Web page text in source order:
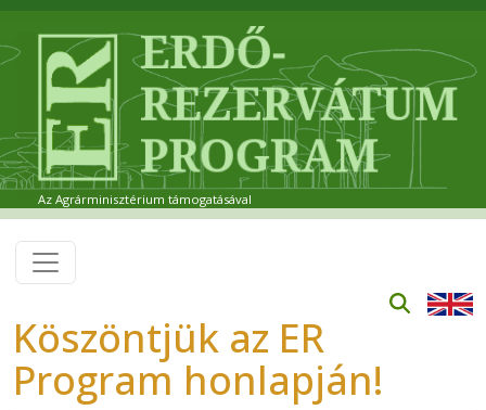
Az Agrárminisztérium támogatásával
Köszöntjük az ER
Program honlapján!